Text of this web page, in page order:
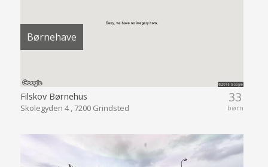
Børnehave
33
børn
Filskov Børnehus
Skolegyden 4 , 7200 Grindsted